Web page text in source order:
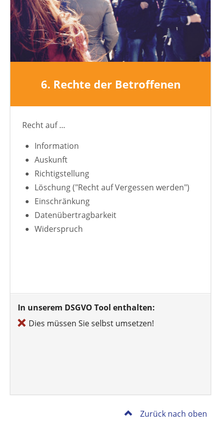
6. Rechte der Betroffenen
Recht auf ...
Information
Auskunft
Richtigstellung
Löschung ("Recht auf Vergessen werden")
Einschränkung
Datenübertragbarkeit
Widerspruch
In unserem DSGVO Tool enthalten:
Dies müssen Sie selbst umsetzen!
Zurück nach oben